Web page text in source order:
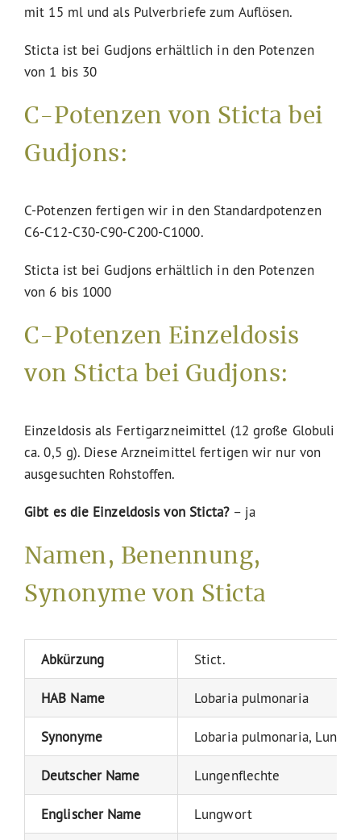
mit 15 ml und als Pulverbriefe zum Auflösen.
Sticta ist bei Gudjons erhältlich in den Potenzen
von 1 bis 30
C-Potenzen von Sticta bei
Gudjons:
C-Potenzen fertigen wir in den Standardpotenzen
C6-C12-C30-C90-C200-C1000.
Sticta ist bei Gudjons erhältlich in den Potenzen
von 6 bis 1000
C-Potenzen Einzeldosis
von Sticta bei Gudjons:
Einzeldosis als Fertigarzneimittel (12 große Globuli
ca. 0,5 g). Diese Arzneimittel fertigen wir nur von
ausgesuchten Rohstoffen.
Gibt es die Einzeldosis von Sticta?– ja
Namen, Benennung,
Synonyme von Sticta
Abkürzung Stict.
HAB Name Lobaria pulmonaria
Synonyme Lobaria pulmonaria, Lung
Deutscher Name Lungenflechte
Englischer Name Lungwort